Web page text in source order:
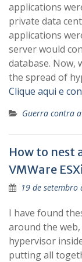
applications
private data
applications
server would
database. Now,
the spread of
Clique aqui e
Guerra contra
How to nest
VMWare
19 de setembro
I have found
around the
hypervisor
putting all